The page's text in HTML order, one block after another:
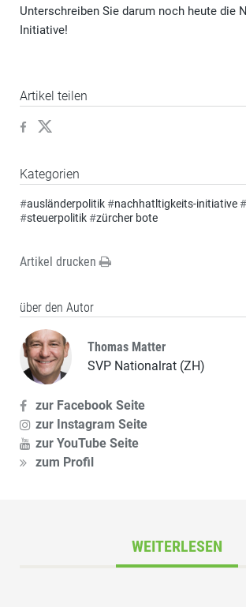
Unterschreiben Sie darum noch heute die
Initiative!
Artikel teilen
Kategorien
#ausländerpolitik#nachhatltigkeits-initiative#
#steuerpolitik#zürcher bote
Artikel drucken
über den Autor
Thomas Matter
SVP Nationalrat (ZH)
zur Facebook Seite
zur Instagram Seite
zur YouTube Seite
zum Profil
WEITERLESEN